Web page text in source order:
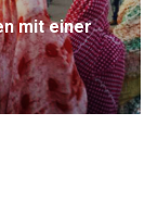
mit einer